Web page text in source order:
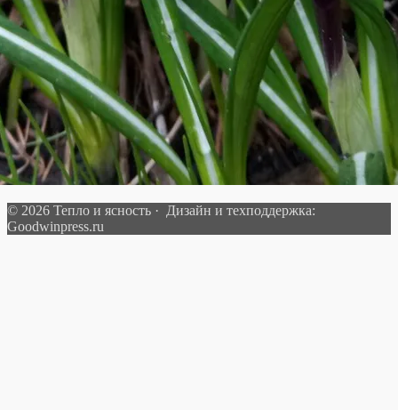
© 2026 Тепло и ясность · Дизайн и техподдержка:
Goodwinpress.ru